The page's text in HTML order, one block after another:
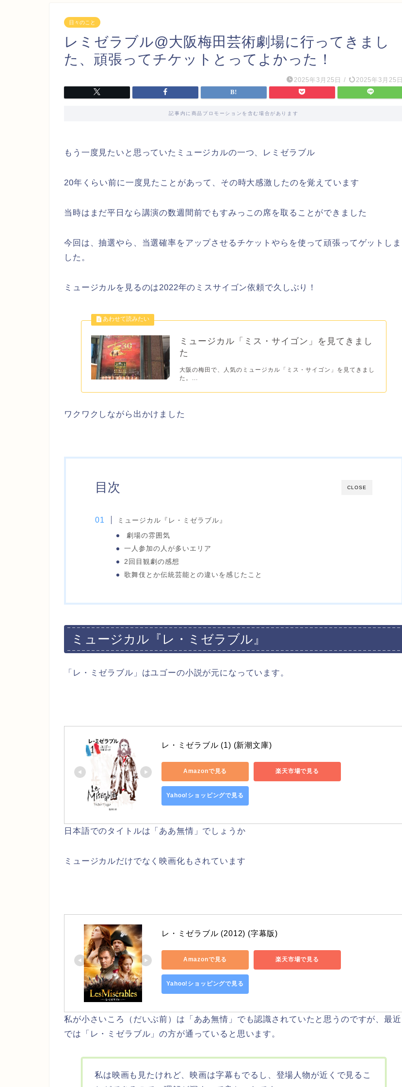
日々のこと
レミゼラブル@大阪梅田芸術劇場に行ってきまし
た、頑張ってチケットとってよかった！
2025年3月25日 / 2025年3月25日
記事内に商品プロモーションを含む場合があります
もう一度見たいと思っていたミュージカルの一つ、レミゼラブル
20年くらい前に一度見たことがあって、その時大感激したのを覚えています
当時はまだ平日なら講演の数週間前でもすみっこの席を取ることができました
今回は、抽選やら、当選確率をアップさせるチケットやらを使って頑張ってゲットしま
した。
ミュージカルを見るのは2022年のミスサイゴン依頼で久しぶり！
ミュージカル「ミス・サイゴン」を見てきまし
た
大阪の梅田で、人気のミュージカル「ミス・サイゴン」を見てきまし
た。...
ワクワクしながら出かけました
CLOSE
目次
ミュージカル『レ・ミゼラブル』
劇場の雰囲気
一人参加の人が多いエリア
2回目観劇の感想
歌舞伎とか伝統芸能との違いを感じたこと
ミュージカル『レ・ミゼラブル』
「レ・ミゼラブル」はユゴーの小説が元になっています。
レ・ミゼラブル (1) (新潮文庫)
Amazonで見る 楽天市場で見る
Yahoo!ショッピングで見る
日本語でのタイトルは「ああ無情」でしょうか
ミュージカルだけでなく映画化もされています
レ・ミゼラブル (2012) (字幕版)
Amazonで見る 楽天市場で見る
Yahoo!ショッピングで見る
私が小さいころ（だいぶ前）は「ああ無情」でも認識されていたと思うのですが、最近
では「レ・ミゼラブル」の方が通っていると思います。
私は映画も見たけれど、映画は字幕もでるし、登場人物が近くで見るこ